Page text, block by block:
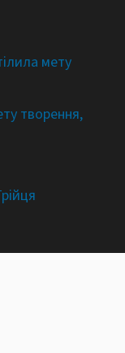
мету
творення,